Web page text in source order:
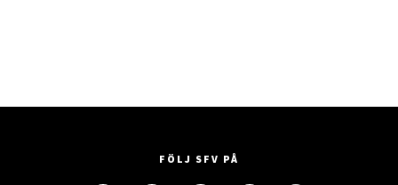
FÖLJ SFV PÅ